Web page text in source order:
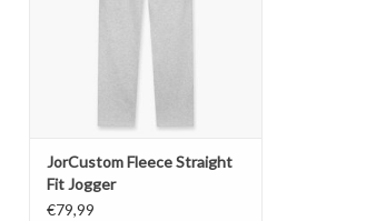
JorCustom Fleece Straight
Fit Jogger
€79,99